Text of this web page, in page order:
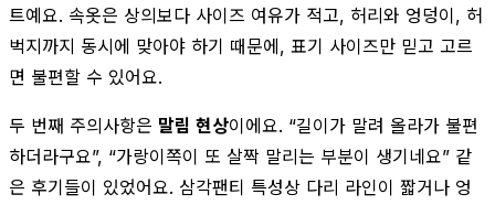
트예요. 속옷은 상의보다 사이즈 여유가 적고, 허리와 엉덩이, 허
벅지까지 동시에 맞아야 하기 때문에, 표기 사이즈만 믿고 고르
면 불편할 수 있어요.
두 번째 주의사항은 말림 현상이에요. “길이가 말려 올라가 불편
하더라구요”, “가랑이쪽이 또 살짝 말리는 부분이 생기네요” 같
은 후기들이 있었어요. 삼각팬티 특성상 다리 라인이 짧거나 엉